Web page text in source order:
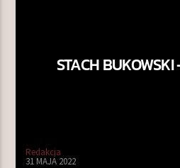
STACH BUKOWSKI
Redakcja
31 MAJA 2022